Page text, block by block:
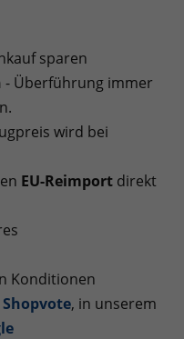
sparen
- Überführung immer
wird bei
EU-Reimport direkt
Konditionen
Shopvote, in unserem
e